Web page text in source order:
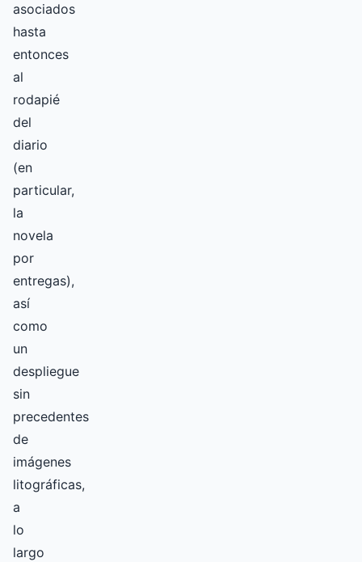
asociados
hasta
entonces
al
rodapié
del
diario
(en
particular,
la
novela
por
entregas),
así
como
un
despliegue
sin
precedentes
de
imágenes
litográficas,
a
lo
largo